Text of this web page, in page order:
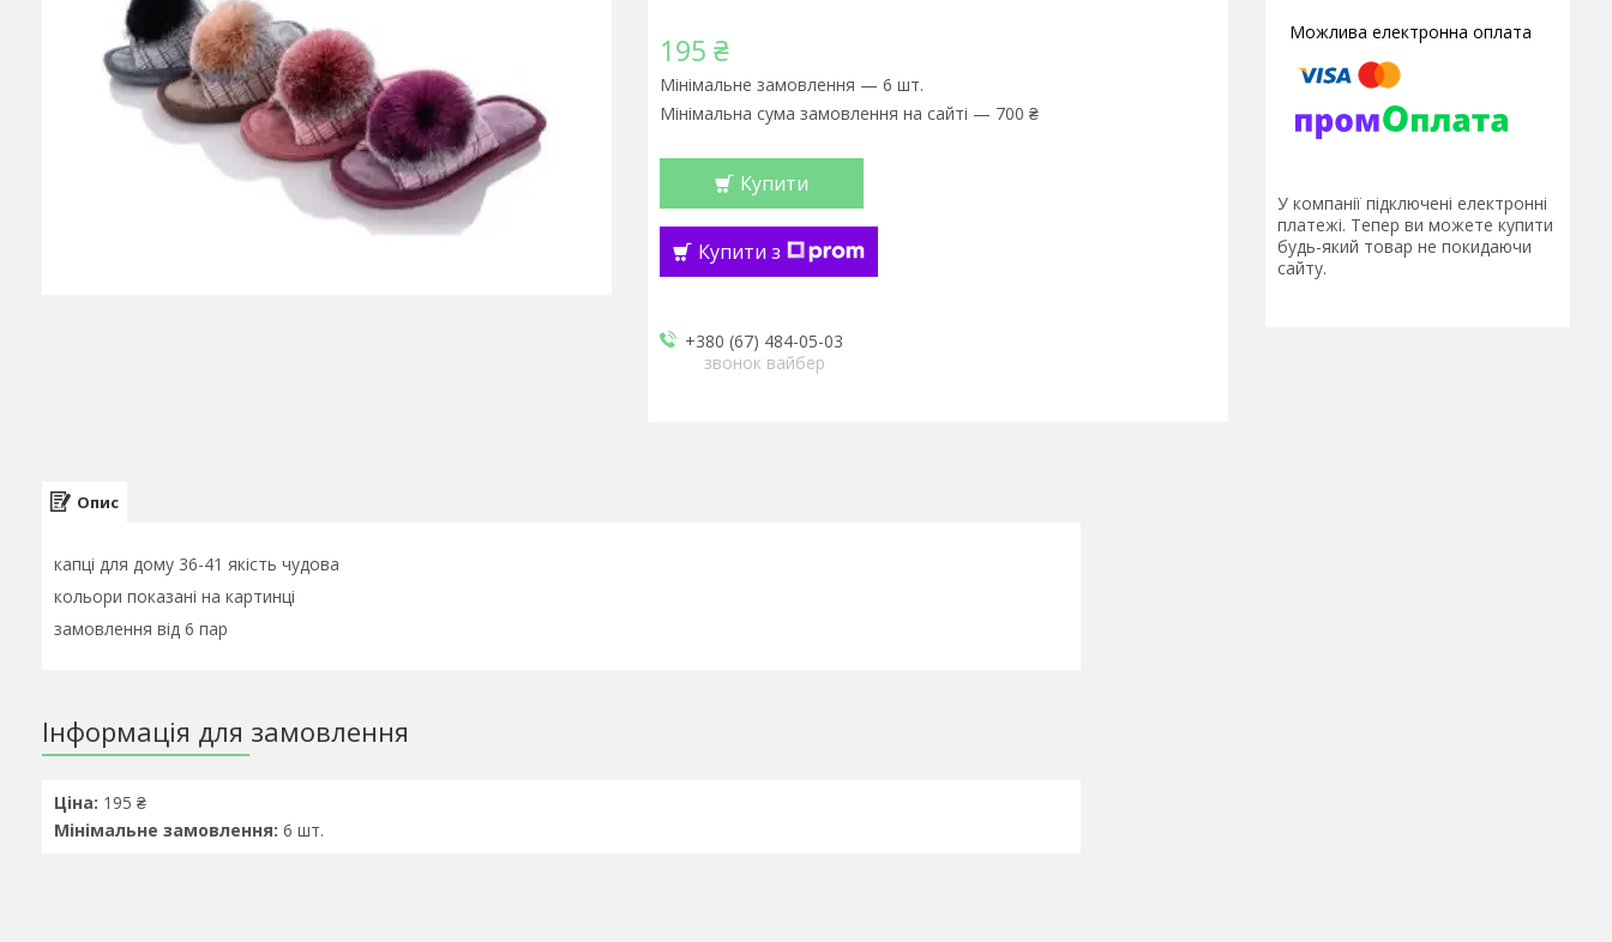
195 ₴
Мінімальне замовлення — 6 шт.
Мінімальна сума замовлення на сайті — 700 ₴
Купити
Купити з
+380 (67) 484-05-03
звонок вайбер
У компанії підключені електронні
платежі. Тепер ви можете купити
будь-який товар не покидаючи
сайту.
Опис
капці для дому 36-41 якість чудова
кольори показані на картинці
замовлення від 6 пар
Інформація для замовлення
Ціна: 195 ₴
Мінімальне замовлення: 6 шт.